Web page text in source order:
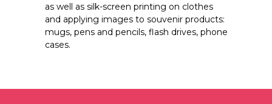
as well as silk-screen printing on clothes
and applying images to souvenir products:
mugs, pens and pencils, flash drives, phone
cases.